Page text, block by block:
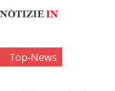
Top-News